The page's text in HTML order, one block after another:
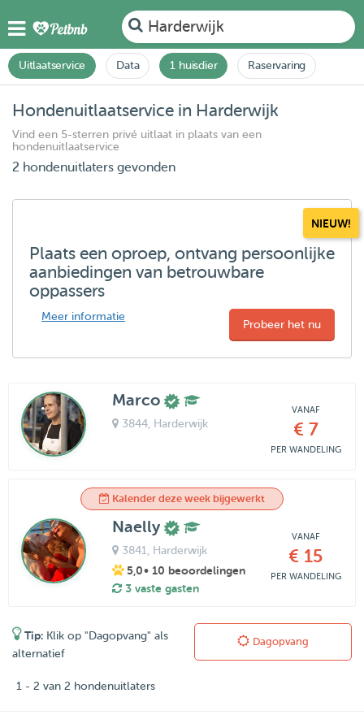
Harderwijk
Uitlaatservice Data 1 huisdier Raservaring
Hondenuitlaatservice in Harderwijk
Vind een 5-sterren privé uitlaat in plaats van een
hondenuitlaatservice
2 hondenuitlaters gevonden
NIEUW!
Plaats een oproep, ontvang persoonlijke
aanbiedingen van betrouwbare
oppassers
Meer informatie
Probeer het nu
Marco
3844, Harderwijk
VANAF
€ 7
PER WANDELING
Kalender deze week bijgewerkt
Naelly
3841 , Harderwijk
5,0• 10 beoordelingen
3 vaste gasten
VANAF
€ 15
PER WANDELING
Tip: Klik op "Dagopvang" als
alternatief
Dagopvang
1 - 2 van 2 hondenuitlaters